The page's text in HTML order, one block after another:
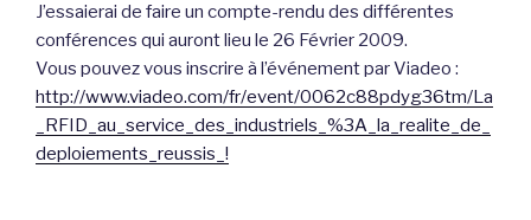
J’essaierai de faire un compte-rendu des différentes
conférences qui auront lieu le 26 Février 2009.
Vous pouvez vous inscrire à l’événement par Viadeo :
http://www.viadeo.com/fr/event/0062c88pdyg36tm/La
_RFID_au_service_des_industriels_%3A_la_realite_de_
deploiements_reussis_!